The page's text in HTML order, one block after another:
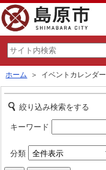
ホーム ＞ イベントカレンダー
絞り込み検索をする
キーワード
分類